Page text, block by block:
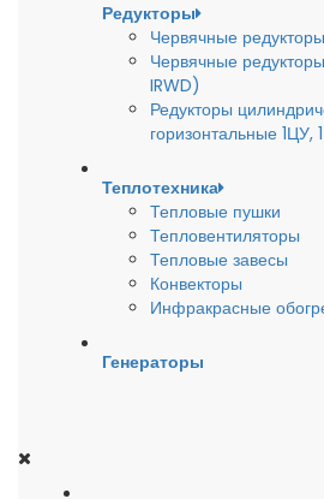
Редукторы
Червячные
Червячные
IRWD)
Редукторы
горизонтальные 1ЦУ,
Теплотехника
Тепловые пушки
Тепловентиляторы
Тепловые завесы
Конвекторы
Инфракрасные
Генераторы